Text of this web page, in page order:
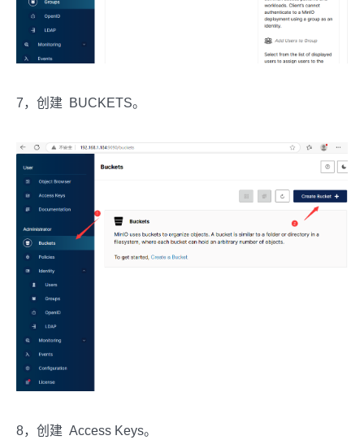
7，创建 BUCKETS。
8，创建 Access Keys。